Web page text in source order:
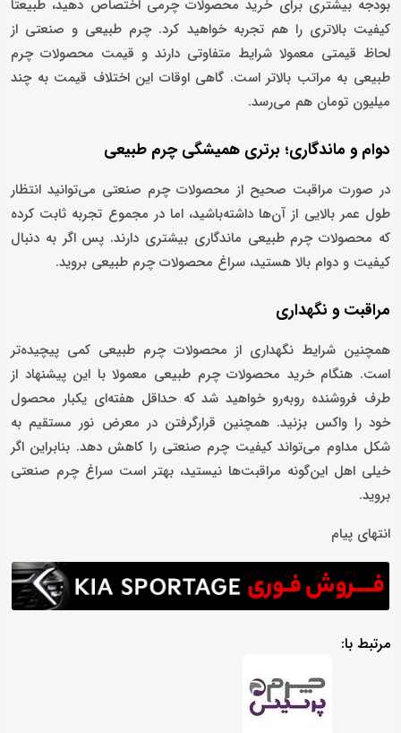
بودجه بیشتری برای خرید محصولات چرمی اختصاص دهید، طبیعتا
کیفیت بالاتری را هم تجربه خواهید کرد. چرم طبیعی و صنعتی از
لحاظ قیمتی معمولا شرایط متفاوتی دارند و قیمت محصولات چرم
طبیعی به مراتب بالاتر است. گاهی اوقات این اختلاف قیمت به چند
میلیون تومان هم می‌رسد.
دوام و ماندگاری؛ برتری همیشگی چرم طبیعی
در صورت مراقبت صحیح از محصولات چرم صنعتی می‌توانید انتظار
طول عمر بالایی از آن‌ها داشته‌باشید، اما در مجموع تجربه ثابت کرده
که محصولات چرم طبیعی ماندگاری بیشتری دارند. پس اگر به دنبال
کیفیت و دوام بالا هستید، سراغ محصولات چرم طبیعی بروید.
مراقبت و نگهداری
همچنین شرایط نگهداری از محصولات چرم طبیعی کمی پیچیده‌تر
است. هنگام خرید محصولات چرم طبیعی معمولا با این پیشنهاد از
طرف فروشنده روبه‌رو خواهید شد که حداقل هفته‌ای یکبار محصول
خود را واکس بزنید. همچنین قرارگرفتن در معرض نور مستقیم به
شکل مداوم می‌تواند کیفیت چرم صنعتی را کاهش دهد. بنابراین اگر
خیلی اهل این‌گونه مراقبت‌ها نیستید، بهتر است سراغ چرم صنعتی
بروید.
انتهای پیام
مرتبط با: